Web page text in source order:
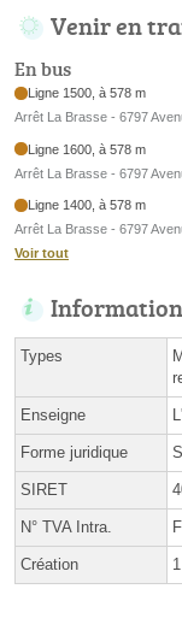
Venir en
En bus
Ligne 1500, à 578 m
Arrêt La Brasse - 6797
Ligne 1600, à 578 m
Arrêt La Brasse - 6797
Ligne 1400, à 578 m
Arrêt La Brasse - 6797
Voir tout
Types
Enseigne
Forme juridique
SIRET
N° TVA Intra.
Création